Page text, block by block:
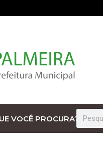
VOCÊ PROCURA?